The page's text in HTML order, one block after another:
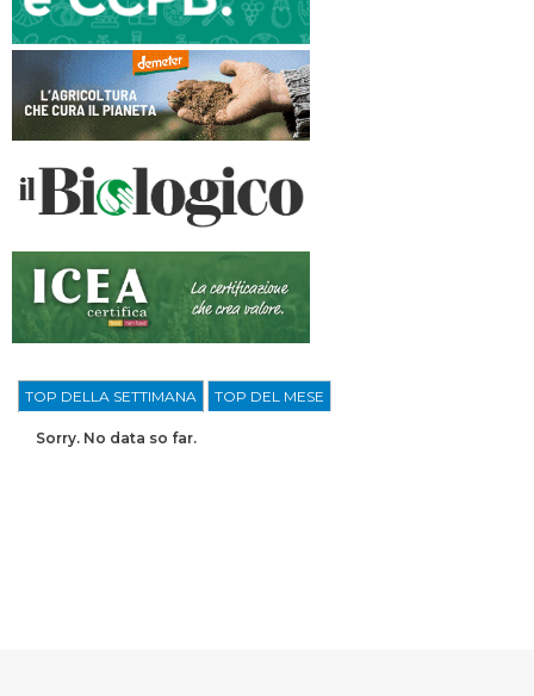
TOP DELLA SETTIMANA TOP DEL MESE
Sorry. No data so far.